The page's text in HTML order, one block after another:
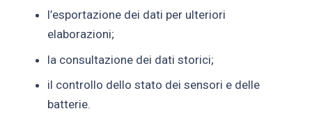
l’esportazione dei dati per ulteriori
elaborazioni;
la consultazione dei dati storici;
il controllo dello stato dei sensori e delle
batterie.